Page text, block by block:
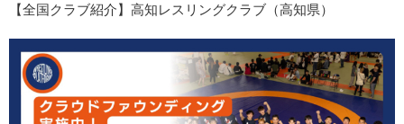
【全国クラブ紹介】高知レスリングクラブ（高知県）